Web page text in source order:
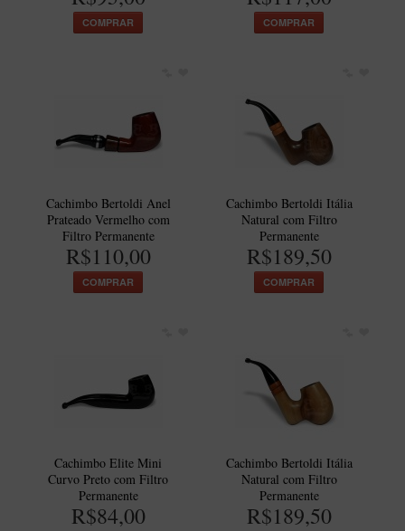
COMPRAR COMPRAR
Cachimbo Bertoldi Anel
Prateado Vermelho com
Filtro Permanente
R$110,00
COMPRAR
Cachimbo Bertoldi Itália
Natural com Filtro
Permanente
R$189,50
COMPRAR
Cachimbo Elite Mini
Curvo Preto com Filtro
Permanente
R$84,00
Cachimbo Bertoldi Itália
Natural com Filtro
Permanente
R$189,50